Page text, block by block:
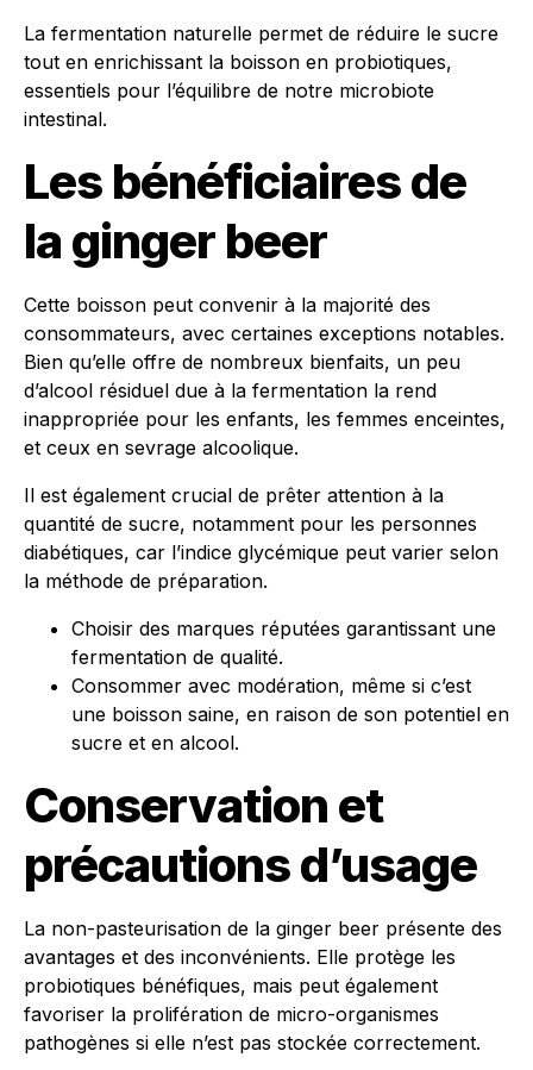
La fermentation naturelle permet de réduire le sucre
tout en enrichissant la boisson en probiotiques,
essentiels pour l’équilibre de notre microbiote
intestinal.
Les bénéficiaires de
la ginger beer
Cette boisson peut convenir à la majorité des
consommateurs, avec certaines exceptions notables.
Bien qu’elle offre de nombreux bienfaits, un peu
d’alcool résiduel due à la fermentation la rend
inappropriée pour les enfants, les femmes enceintes,
et ceux en sevrage alcoolique.
Il est également crucial de prêter attention à la
quantité de sucre, notamment pour les personnes
diabétiques, car l’indice glycémique peut varier selon
la méthode de préparation.
Choisir des marques réputées garantissant une
fermentation de qualité.
Consommer avec modération, même si c’est
une boisson saine, en raison de son potentiel en
sucre et en alcool.
Conservation et
précautions d’usage
La non-pasteurisation de la ginger beer présente des
avantages et des inconvénients. Elle protège les
probiotiques bénéfiques, mais peut également
favoriser la prolifération de micro-organismes
pathogènes si elle n’est pas stockée correctement.